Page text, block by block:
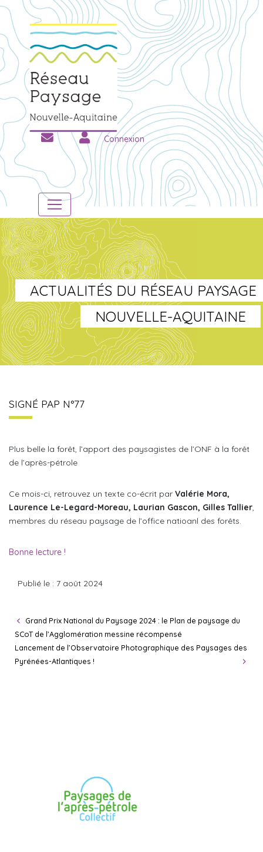
Connexion
ACTUALITÉS DU RÉSEAU PAYSAGE
NOUVELLE-AQUITAINE
SIGNÉ PAP N°77
Plus belle la forêt, l’apport des paysagistes de l’ONF à la forêt
de l’après-pétrole
Ce mois-ci, retrouvez un texte co-écrit par Valérie Mora,
Laurence Le-Legard-Moreau, Laurian Gascon, Gilles Tallier,
membres du réseau paysage de l’office natioanl des forêts.
Bonne lecture !
Publié le : 7 août 2024
Grand Prix National du Paysage 2024 : le Plan de paysage du
SCoT de l’Agglomération messine récompensé
Lancement de l’Observatoire Photographique des Paysages des
Pyrénées-Atlantiques !